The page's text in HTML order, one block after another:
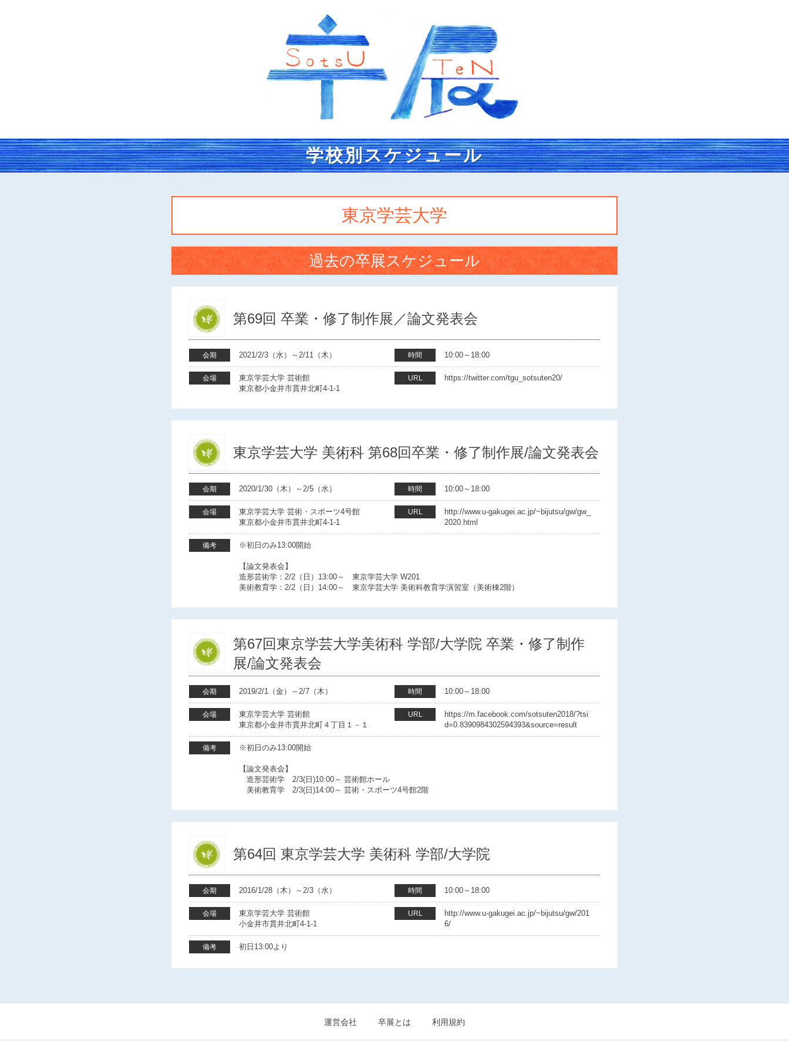
学校別スケジュール
東京学芸大学
過去の卒展スケジュール
第69回 卒業・修了制作展／論文発表会
会期 2021/2/3（水）～2/11（木） 時間 10:00～18:00
会場
東京学芸大学 芸術館
東京都小金井市貫井北町4-1-1
URL https://twitter.com/tgu_sotsuten20/
東京学芸大学 美術科 第68回卒業・修了制作展/論文発表会
会期 2020/1/30（木）～2/5（水） 時間 10:00～18:00
会場
東京学芸大学 芸術・スポーツ4号館
東京都小金井市貫井北町4-1-1
URL
http://www.u-gakugei.ac.jp/~bijutsu/gw/gw_
2020.html
備考 ※初日のみ13:00開始
【論文発表会】
造形芸術学：2/2（日）13:00～ 東京学芸大学 W201
美術教育学：2/2（日）14:00～ 東京学芸大学 美術科教育学演習室（美術棟2階）
第67回東京学芸大学美術科 学部/大学院 卒業・修了制作
展/論文発表会
会期 2019/2/1（金）～2/7（木） 時間 10:00～18:00
会場
東京学芸大学 芸術館
東京都小金井市貫井北町４丁目１－１
URL
https://m.facebook.com/sotsuten2018/?tsi
d=0.8390984302594393&source=result
備考 ※初日のみ13:00開始
【論文発表会】
造形芸術学 2/3(日)10:00～ 芸術館ホール
美術教育学 2/3(日)14:00～ 芸術・スポーツ4号館2階
第64回 東京学芸大学 美術科 学部/大学院
会期 2016/1/28（木）～2/3（水） 時間 10:00～18:00
会場
東京学芸大学 芸術館
小金井市貫井北町4-1-1
URL
http://www.u-gakugei.ac.jp/~bijutsu/gw/201
6/
備考 初日13:00より
運営会社 卒展とは 利用規約